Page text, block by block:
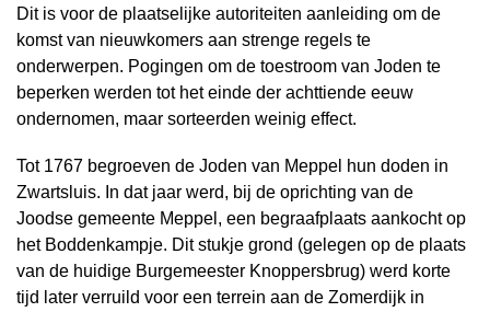
Dit is voor de plaatselijke autoriteiten aanleiding om de
komst van nieuwkomers aan strenge regels te
onderwerpen. Pogingen om de toestroom van Joden te
beperken werden tot het einde der achttiende eeuw
ondernomen, maar sorteerden weinig effect.
Tot 1767 begroeven de Joden van Meppel hun doden in
Zwartsluis. In dat jaar werd, bij de oprichting van de
Joodse gemeente Meppel, een begraafplaats aankocht op
het Boddenkampje. Dit stukje grond (gelegen op de plaats
van de huidige Burgemeester Knoppersbrug) werd korte
tijd later verruild voor een terrein aan de Zomerdijk in